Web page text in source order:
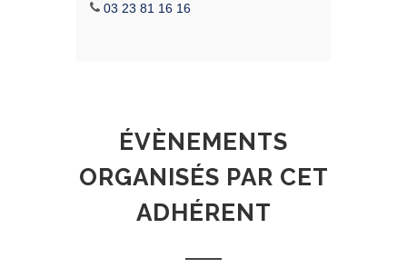
03 23 81 16 16
ÉVÈNEMENTS
ORGANISÉS PAR CET
ADHÉRENT